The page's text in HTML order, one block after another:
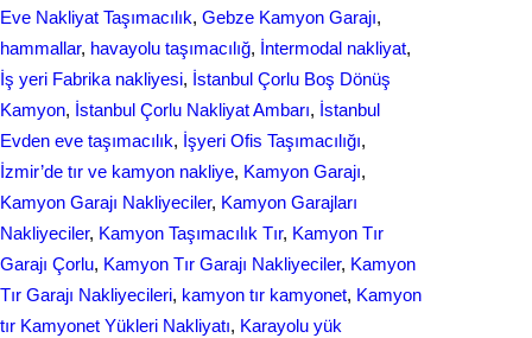
Eve Nakliyat Taşımacılık, Gebze Kamyon Garajı
hammallar, havayolu taşımacılığ, İntermodal nakliyat
İş yeri Fabrika nakliyesi, İstanbul Çorlu Boş Dönüş
Kamyon, İstanbul Çorlu Nakliyat Ambarı, İstanbul
Evden eve taşımacılık, İşyeri Ofis Taşımacılığı
İzmir’de tır ve kamyon nakliye, Kamyon Garajı
Kamyon Garajı Nakliyeciler, Kamyon Garajları
Nakliyeciler, Kamyon Taşımacılık Tır, Kamyon Tır
Garajı Çorlu, Kamyon Tır Garajı Nakliyeciler, Kamyon
Tır Garajı Nakliyecileri, kamyon tır kamyonet, Kamyon
tır Kamyonet Yükleri Nakliyatı, Karayolu yük